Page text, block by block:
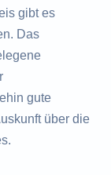
gibt es
Das
gute
über die